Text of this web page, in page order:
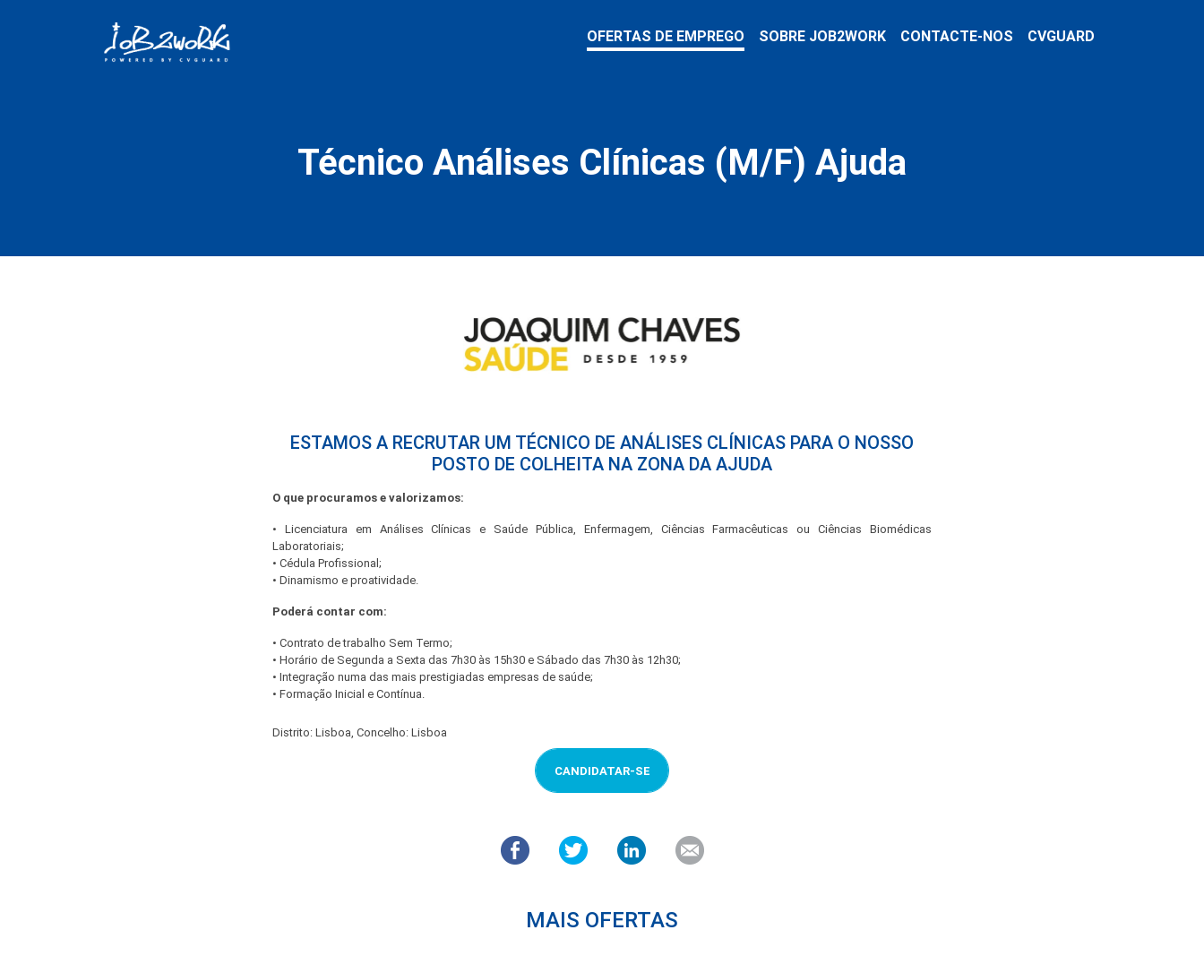
OFERTAS DE EMPREGO SOBRE JOB2WORK CONTACTE-NOS CVGUARD
Técnico Análises Clínicas (M/F) Ajuda
ESTAMOS A RECRUTAR UM TÉCNICO DE ANÁLISES CLÍNICAS PARA O NOSSO
POSTO DE COLHEITA NA ZONA DA AJUDA
O que procuramos e valorizamos:
• Licenciatura em Análises Clínicas e Saúde Pública, Enfermagem, Ciências Farmacêuticas ou Ciências Biomédicas
Laboratoriais;
• Cédula Profissional;
• Dinamismo e proatividade.
Poderá contar com:
• Contrato de trabalho Sem Termo;
• Horário de Segunda a Sexta das 7h30 às 15h30 e Sábado das 7h30 às 12h30;
• Integração numa das mais prestigiadas empresas de saúde;
• Formação Inicial e Contínua.
Distrito: Lisboa, Concelho: Lisboa
CANDIDATAR-SE
MAIS OFERTAS